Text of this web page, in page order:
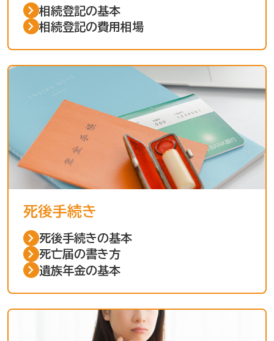
相続登記の基本
相続登記の費用相場
死後手続き
死後手続きの基本
死亡届の書き方
遺族年金の基本